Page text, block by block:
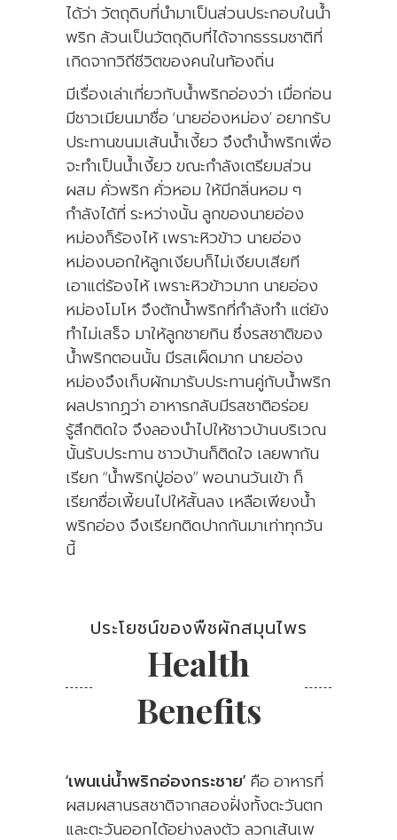
ได้ว่า วัตถุดิบที่นำมาเป็นส่วนประกอบในน้ำ
พริก ล้วนเป็นวัตถุดิบที่ได้จากธรรมชาติที่
เกิดจากวิถีชีวิตของคนในท้องถิ่น
มีเรื่องเล่าเกี่ยวกับน้ำพริกอ่องว่า เมื่อก่อน
มีชาวเมียนมาชื่อ ‘นายอ่องหม่อง’ อยากรับ
ประทานขนมเส้นน้ำเงี้ยว จึงตำน้ำพริกเพื่อ
จะทำเป็นน้ำเงี้ยว ขณะกำลังเตรียมส่วน
ผสม คั่วพริก คั่วหอม ให้มีกลิ่นหอม ๆ
กำลังได้ที่ ระหว่างนั้น ลูกของนายอ่อง
หม่องก็ร้องไห้ เพราะหิวข้าว นายอ่อง
หม่องบอกให้ลูกเงียบก็ไม่เงียบเสียที
เอาแต่ร้องไห้ เพราะหิวข้าวมาก นายอ่อง
หม่องโมโห จึงตักน้ำพริกที่กำลังทำ แต่ยัง
ทำไม่เสร็จ มาให้ลูกชายกิน ซึ่งรสชาติของ
น้ำพริกตอนนั้น มีรสเผ็ดมาก นายอ่อง
หม่องจึงเก็บผักมารับประทานคู่กับน้ำพริก
ผลปรากฏว่า อาหารกลับมีรสชาติอร่อย
รู้สึกติดใจ จึงลองนำไปให้ชาวบ้านบริเวณ
นั้นรับประทาน ชาวบ้านก็ติดใจ เลยพากัน
เรียก “น้ำพริกปู่อ่อง” พอนานวันเข้า ก็
เรียกชื่อเพี้ยนไปให้สั้นลง เหลือเพียงน้ำ
พริกอ่อง จึงเรียกติดปากกันมาเท่าทุกวัน
นี้
ประโยชน์ของพืชผักสมุนไพร
Health
Benefits
‘เพนเน่น้ำพริกอ่องกระชาย’ คือ อาหารที่
ผสมผสานรสชาติจากสองฝั่งทั้งตะวันตก
และตะวันออกได้อย่างลงตัว ลวกเส้นเพ